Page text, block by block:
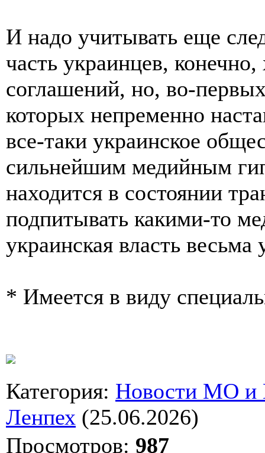
И надо учитывать еще
часть украинцев,
соглашений, но, во-
которых непременно
все-таки украинское
сильнейшим медийным
находится в состоянии
подпитывать какими-то
украинская власть
* Имеется в виду
Категория: Новости МО
Ленпех (25.06.2026)
Просмотров: 987